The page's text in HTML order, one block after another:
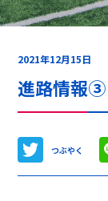
2021年12月15日
進路情報③
つぶやく